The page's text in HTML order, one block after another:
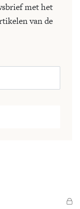
met het
van de